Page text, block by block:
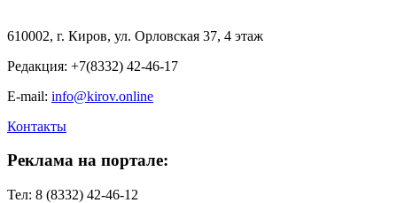
610002, г. Киров, ул. Орловская 37, 4 этаж
Редакция: +7(8332) 42-46-17
E-mail: info@kirov.online
Контакты
Реклама на портале:
Тел: 8 (8332) 42-46-12